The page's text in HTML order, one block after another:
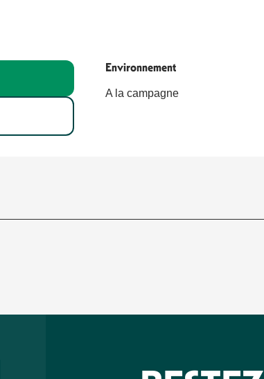
Environnement
Environnement
A la campagne